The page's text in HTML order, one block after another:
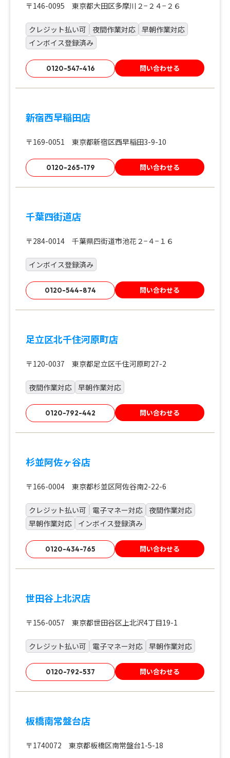
〒146-0095 東京都大田区多摩川２−２４−２６
クレジット払い可 夜間作業対応 早朝作業対応
インボイス登録済み
0120-547-416 問い合わせる
新宿西早稲田店
〒169-0051 東京都新宿区西早稲田3-9-10
0120-265-179 問い合わせる
千葉四街道店
〒284-0014 千葉県四街道市池花２−４−１６
インボイス登録済み
0120-544-874 問い合わせる
足立区北千住河原町店
〒120-0037 東京都足立区千住河原町27-2
夜間作業対応 早朝作業対応
0120-792-442 問い合わせる
杉並阿佐ヶ谷店
〒166-0004 東京都杉並区阿佐谷南2-22-6
クレジット払い可 電子マネー対応
夜間作業対応
早朝作業対応
インボイス登録済み
0120-434-765 問い合わせる
世田谷上北沢店
〒156-0057 東京都世田谷区上北沢4丁目19-1
クレジット払い可 電子マネー対応 早朝作業対応
0120-792-537 問い合わせる
板橋南常盤台店
〒1740072 東京都板橋区南常盤台1-5-18